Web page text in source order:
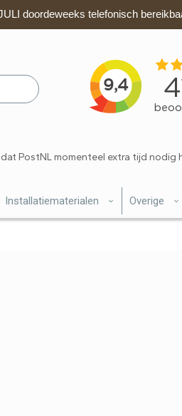
doordeweeks telefonisch
PostNL momenteel extra tijd
Installatiematerialen Overige